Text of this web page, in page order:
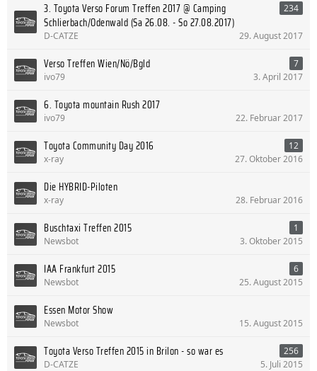
3. Toyota Verso Forum Treffen 2017 @ Camping
Schlierbach/Odenwald (Sa 26.08. - So 27.08.2017)
234
D-CATZE 29. August 2017
Verso Treffen Wien/Nö/Bgld
7
ivo79
3. April 2017
6. Toyota mountain Rush 2017
ivo79 22. Februar 2017
Toyota Community Day 2016
12
x-ray
27. Oktober 2016
Die HYBRID-Piloten
x-ray 28. Februar 2016
Buschtaxi Treffen 2015
1
Newsbot
3. Oktober 2015
IAA Frankfurt 2015
6
Newsbot
25. August 2015
Essen Motor Show
Newsbot 15. August 2015
Toyota Verso Treffen 2015 in Brilon - so war es
256
D-CATZE
5. Juli 2015